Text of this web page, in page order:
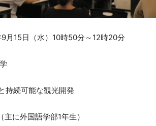
15日（水）10時50分～12時20分
持続可能な観光開発
に外国語学部1年生）